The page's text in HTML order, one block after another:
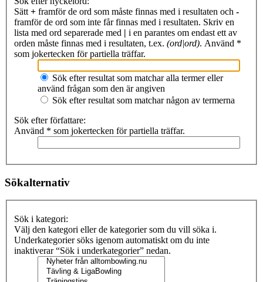
Sätt + framför de ord som måste finnas med i resultaten och -
framför de ord som inte får finnas med i resultaten. Skriv en
lista med ord separerade med | i en parantes om endast ett av
orden måste finnas med i resultaten, t.ex. (ord|ord). Använd *
som jokertecken för partiella träffar.
Sök efter resultat som matchar alla termer eller
använd frågan som den är angiven
Sök efter resultat som matchar någon av termerna
Sök efter författare:
Använd * som jokertecken för partiella träffar.
Sökalternativ
Sök i kategori:
Välj den kategori eller de kategorier som du vill söka i.
Underkategorier söks igenom automatiskt om du inte
inaktiverar “Sök i underkategorier” nedan.